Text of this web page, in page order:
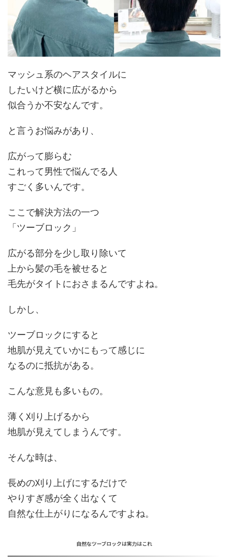
マッシュ系のヘアスタイルに
したいけど横に広がるから
似合うか不安なんです。
と言うお悩みがあり、
広がって膨らむ
これって男性で悩んでる人
すごく多いんです。
ここで解決方法の一つ
「 ツーブロック 」
広がる部分を少し取り除いて
上から髪の毛を被せると
毛先がタイトにおさまるんですよね。
しかし、
ツーブロックにすると
地肌が見えていかにも って感じに
なるのに抵抗がある。
こんな意見も多いもの。
薄く刈り上げるから
地肌が見えてしまうんです。
そんな時は、
長めの刈り上げにするだけで
やりすぎ感が全く出なくて
自然な仕上がり になるんですよね。
自然なツーブロックは実力はこれ